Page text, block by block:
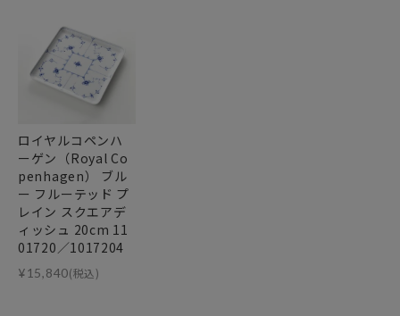
ロイヤルコペンハ
ーゲン（Royal Co
penhagen） ブル
ー フルーテッド プ
レイン スクエアデ
ィッシュ 20cm 11
01720／1017204
¥15,840(税込)